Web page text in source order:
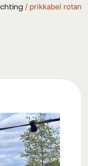
/ prikkabel rotan